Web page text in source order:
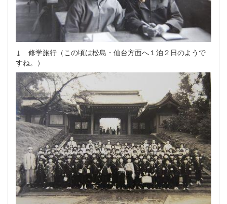
↓ 修学旅行（この頃は松島・仙台方面へ１泊２日のようで
すね。）